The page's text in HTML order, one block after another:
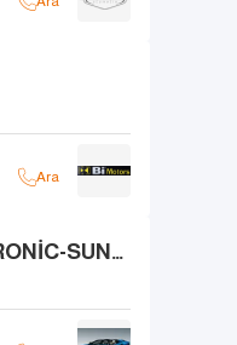
Ara
OTOMATİK 2008 AUDİ A6- 2.0 TFSİ - MULTİTRONİC-SUNROOF